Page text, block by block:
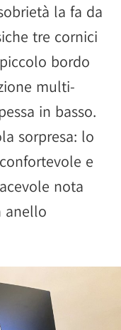
la fa da
tre cornici
bordo
multi-
in basso.
sorpresa: lo
e
nota
anello